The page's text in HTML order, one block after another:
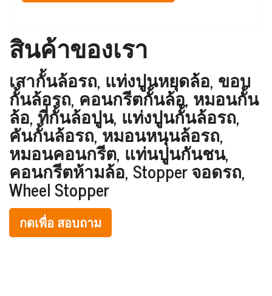
สินค้าของเรา
เสากั้นล้อรถ, แท่งปูนหยุดล้อ, ขอบ
กั้นล้อรถ, คอนกรีตกั้นล้อ, หมอนกั้น
ล้อ, ที่กั้นล้อปูน, แท่งปูนกั้นล้อรถ,
คันกั้นล้อรถ, หมอนหนุนล้อรถ,
หมอนคอนกรีต, แท่นปูนกันชน,
คอนกรีตห้ามล้อ, Stopper จอดรถ,
Wheel Stopper
กดเพื่อ สอบถาม